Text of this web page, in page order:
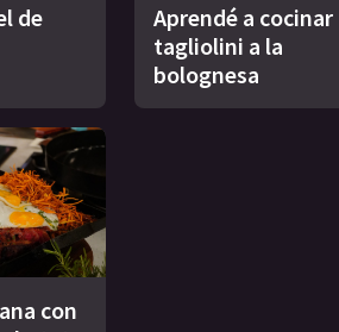
de
Aprendé a cocinar
tagliolini a la
bolognesa
con